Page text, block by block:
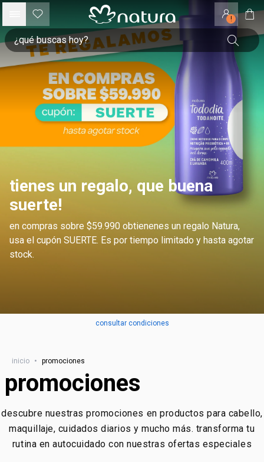
!
tienes un regalo, que buena
suerte!
en compras sobre $59.990 obtienenes un regalo Natura,
usa el cupón SUERTE. Es por tiempo limitado y hasta agotar
stock.
consultar condiciones
inicio • promociones
promociones
descubre nuestras promociones en productos para cabello,
maquillaje, cuidados diarios y mucho más. transforma tu
rutina en autocuidado con nuestras ofertas especiales